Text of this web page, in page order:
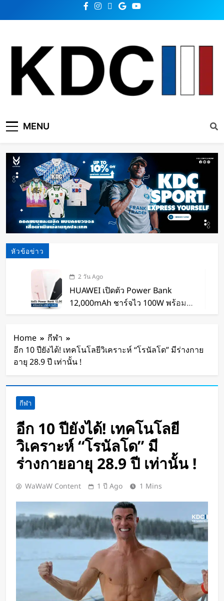
KDC SOLUTION | เคดีซี
โซลูชั่น
MENU
หัวข้อข่าว
2 วัน Ago
HUAWEI เปิดตัว Power Bank
12,000mAh ชาร์จไว 100W พร้อม
จากโชว์เทคโนโลยีสู่การทำงานจริง
Center ลอยน้ำ ใช้พลังงานจากคลื่น
โมงค์ไฮบริด เจาะ-ระเบิดหิน เครื่อง
แรกของโลก
2 วัน Ago
Google DeepMind เปิดตัว Weather
Lab แพลตฟอร์ม AI สำหรับคาด
การณ์สภาพอากาศและพายุหมุนเขต
ร้อนล่วงหน้าได้สูงสุด 15 วัน
3 วัน Ago
ChatGPT ทะลุ 1 พันล้านผู้ใช้ต่อ
สัปดาห์ เร็วที่สุดในโลก AI
3 วัน Ago
Xiaomi เปิดตัว SUV พร้อมพื้นที่นอน
ชั้นบน รองรับผู้โดยสารได้ 7 ที่นั่ง
3 วัน Ago
นักวิจัย NUS CDE พัฒนา “ผิว
อิเล็กทรอนิกส์” ที่รับรู้การสัมผัสและ
ซ่อมแซมตัวเองใต้น้ำได้
3 วัน Ago
Home
กีฬา
อีก 10 ปียังได้! เทคโนโลยีวิเคราะห์ “โรนัลโด” มีร่างกาย
อายุ 28.9 ปี เท่านั้น !
กีฬา
อีก 10 ปียังได้! เทคโนโลยี
วิเคราะห์ “โรนัลโด” มี
ร่างกายอายุ 28.9 ปี เท่านั้น !
WaWaW Content 1 ปี Ago 1 Mins